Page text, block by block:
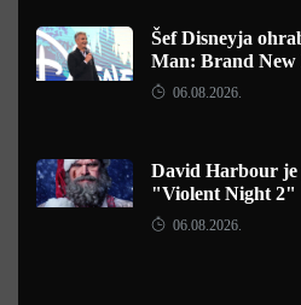
Šef Disneyja
Man: Brand New
06.08.2026.
David Harbour je
"Violent Night 2"
06.08.2026.